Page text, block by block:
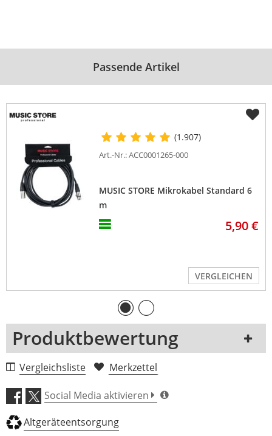
Passende Artikel
(1.907)
Art.-Nr.: ACC0001265-000
MUSIC STORE Mikrokabel Standard 6
m
5,90 €
VERGLEICHEN
Produktbewertung
1 Rezension
5 Sterne
4 Sterne
3 Sterne
Vergleichsliste Merkzettel
Social Media aktivieren
Altgeräteentsorgung